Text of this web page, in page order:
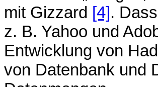
mit Gizzard [4].
z. B. Yahoo und
Entwicklung von
von Datenbank und